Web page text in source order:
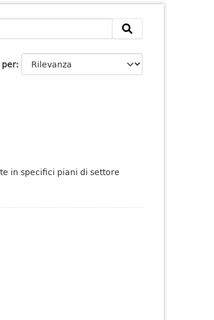
in specifici piani di settore